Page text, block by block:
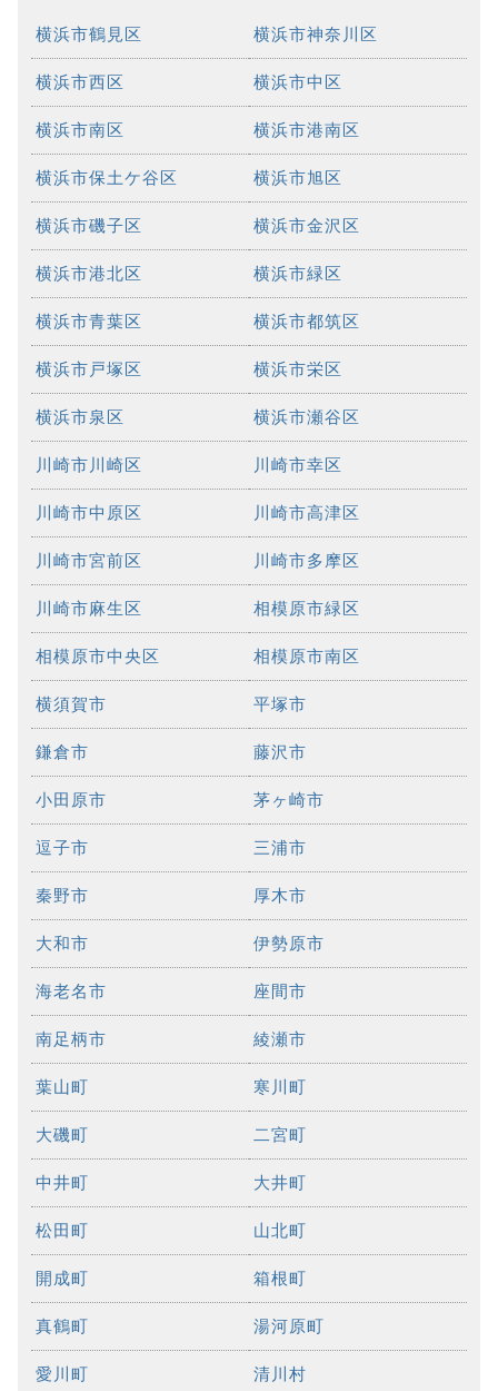
横浜市鶴見区 横浜市神奈川区
横浜市西区 横浜市中区
横浜市南区 横浜市港南区
横浜市保土ケ谷区 横浜市旭区
横浜市磯子区 横浜市金沢区
横浜市港北区 横浜市緑区
横浜市青葉区 横浜市都筑区
横浜市戸塚区 横浜市栄区
横浜市泉区 横浜市瀬谷区
川崎市川崎区 川崎市幸区
川崎市中原区 川崎市高津区
川崎市宮前区 川崎市多摩区
川崎市麻生区 相模原市緑区
相模原市中央区 相模原市南区
横須賀市 平塚市
鎌倉市 藤沢市
小田原市 茅ヶ崎市
逗子市 三浦市
秦野市 厚木市
大和市 伊勢原市
海老名市 座間市
南足柄市 綾瀬市
葉山町 寒川町
大磯町 二宮町
中井町 大井町
松田町 山北町
開成町 箱根町
真鶴町 湯河原町
愛川町 清川村